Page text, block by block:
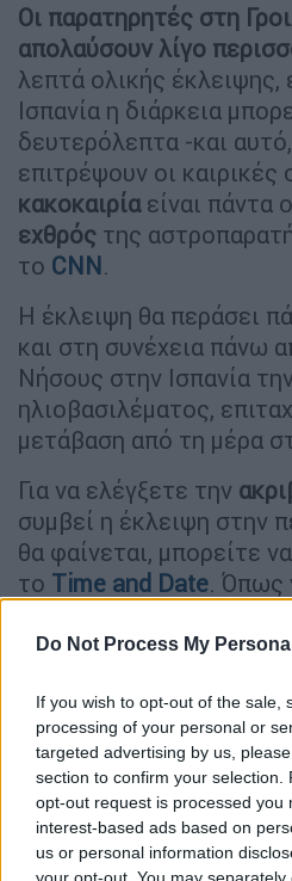
Do Not Process My
If you wish to opt-out of the sale,
processing of your personal or
targeted advertising by us,
section to confirm your selection.
opt-out request is processed you
interest-based ads based on
us or personal information
Οι παρατηρητές στη
απολαύσουν λίγο
λεπτά ολικής
Ισπανία η διάρκεια
δευτερόλεπτα -και
επιτρέψουν οι
κακοκαιρίαείναι πάντα ο
εχθρός της
το CNN.
Η έκλειψη θα περάσει
και στη συνέχεια πάνω
Νήσους στην Ισπανία
ηλιοβασιλέματος,
μετάβαση από τη μέρα
Για να ελέγξετε την
συμβεί η έκλειψη στην
θα φαίνεται, μπορείτε
το Time and Date. Όπως
στην Ελλάδα, περίπου